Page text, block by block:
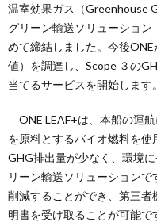
温室効果ガス（Greenhouse
グリーン輸送ソリューション
めて締結しました。今後
値）を調達し、Scope ３の
当てるサービスを開始します。
ONE LEAF+は、本船の運航
を原料とするバイオ燃料を
GHG排出量が少なく、環境
リーン輸送ソリューション
削減することができ、第三
明書を受け取ることが可能で